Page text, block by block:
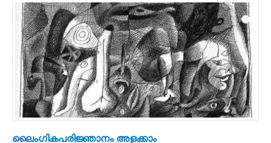
ലൈംഗികപരിജ്ഞാനം അളക്കാം